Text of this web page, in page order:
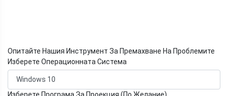
Опитайте Нашия Инструмент За Премахване На Проблемите
Изберете Операционната Система